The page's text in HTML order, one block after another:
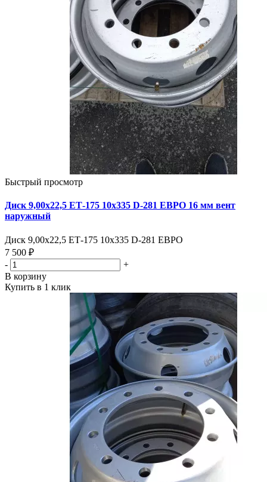
Быстрый просмотр
Диск 9,00х22,5 ЕТ-175 10х335 D-281 ЕВРО 16 мм вент
наружный
Диск 9,00х22,5 ЕТ-175 10х335 D-281 ЕВРО
7 500 ₽
-
+
В корзину
Купить в 1 клик